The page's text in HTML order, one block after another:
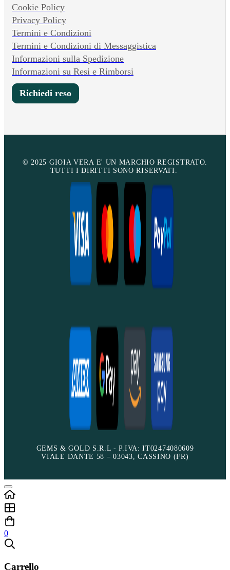
Cookie Policy
Privacy Policy
Termini e Condizioni
Termini e Condizioni di Messaggistica
Informazioni sulla Spedizione
Informazioni su Resi e Rimborsi
Richiedi reso
© 2025 GIOIA VERA E' UN MARCHIO REGISTRATO.
TUTTI I DIRITTI SONO RISERVATI.
GEMS & GOLD S.R.L - P.IVA: IT02474080609
VIALE DANTE 58 – 03043, CASSINO (FR)
0
Carrello